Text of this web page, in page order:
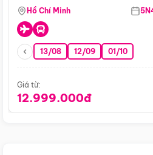
Hồ Chí Minh
13/08 12/09 01/10
Giá từ:
12.999.000đ